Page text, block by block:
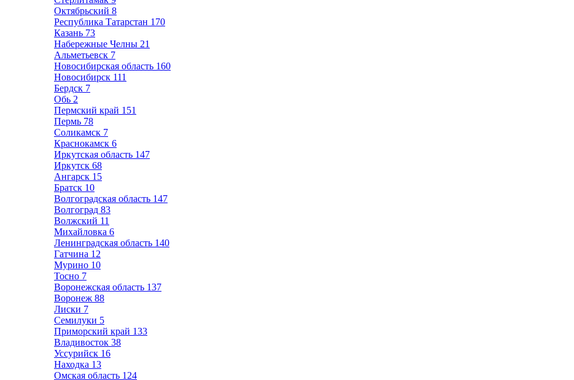
Октябрьский 8
Республика Татарстан 170
Казань 73
Набережные Челны 21
Альметьевск 7
Новосибирская область 160
Новосибирск 111
Бердск 7
Обь 2
Пермский край 151
Пермь 78
Соликамск 7
Краснокамск 6
Иркутская область 147
Иркутск 68
Ангарск 15
Братск 10
Волгоградская область 147
Волгоград 83
Волжский 11
Михайловка 6
Ленинградская область 140
Гатчина 12
Мурино 10
Тосно 7
Воронежская область 137
Воронеж 88
Лиски 7
Семилуки 5
Приморский край 133
Владивосток 38
Уссурийск 16
Находка 13
Омская область 124